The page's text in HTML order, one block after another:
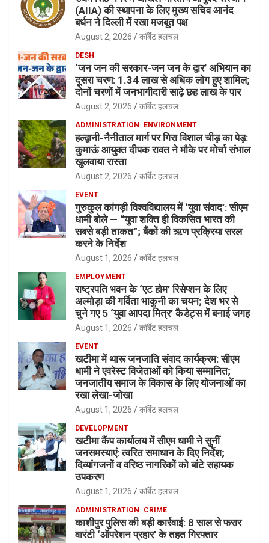
(AIIA) की स्थापना के लिए मुख्य सचिव आनंद
बर्धन ने दिल्ली में रखा मजबूत पक्ष
August 2, 2026 कॉर्बेट हलचल
DESH
‘जन जन की सरकार-जन जन के द्वार’ अभियान का
दूसरा चरण: 1.34 लाख से अधिक लोग हुए शामिल;
दोनों चरणों में जनभागीदारी साढ़े छह लाख के पार
August 2, 2026 कॉर्बेट हलचल
ADMINISTRATION ENVIRONMENT
हल्द्वानी-नैनीताल मार्ग पर गिरा विशाल चीड़ का पेड़:
कुमाऊं आयुक्त दीपक रावत ने मौके पर मोर्चा संभाल
खुलवाया रास्ता
August 2, 2026 कॉर्बेट हलचल
EVENT
गुरुकुल कांगड़ी विश्वविद्यालय में ‘युवा संवाद’: सीएम
धामी बोले — “युवा शक्ति ही विकसित भारत की
सबसे बड़ी ताकत”; बैंकों की ऋण प्रक्रिया सरल
करने के निर्देश
August 1, 2026 कॉर्बेट हलचल
EMPLOYMENT
राष्ट्रपति भवन के ‘एट होम’ रिसेप्शन के लिए
अल्मोड़ा की गर्विता भाकुनी का चयन; देश भर से
चुने गए 5 ‘युवा आपदा मित्र’ कैडेट्स में बनाई जगह
August 1, 2026 कॉर्बेट हलचल
EVENT
खटीमा में थारू जनजाति संवाद कार्यक्रम: सीएम
धामी ने एवरेस्ट विजेताओं को किया सम्मानित;
जनजातीय समाज के विकास के लिए योजनाओं का
रखा लेखा-जोखा
August 1, 2026 कॉर्बेट हलचल
DEVELOPMENT
खटीमा कैंप कार्यालय में सीएम धामी ने सुनीं
जनसमस्याएं: त्वरित समाधान के दिए निर्देश;
दिव्यांगजनों व वरिष्ठ नागरिकों को बांटे सहायक
उपकरण
August 1, 2026 कॉर्बेट हलचल
ADMINISTRATION CRIME
काशीपुर पुलिस की बड़ी कार्रवाई: 8 साल से फरार
वारंटी ‘ऑपरेशन प्रहार’ के तहत गिरफ्तार